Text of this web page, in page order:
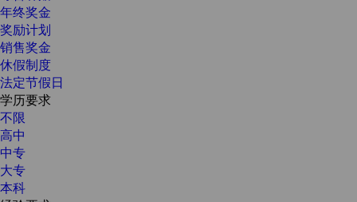
年终奖金
奖励计划
销售奖金
休假制度
法定节假日
学历要求
不限
高中
中专
大专
本科